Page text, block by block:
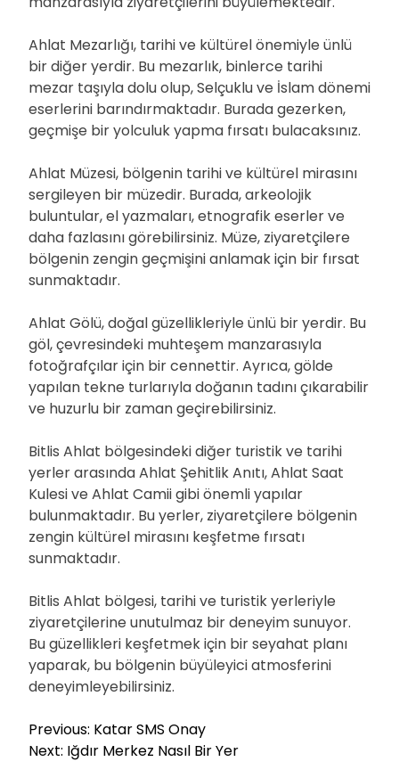
Ahlat Mezarlığı, tarihi ve kültürel önemiyle ünlü
bir diğer yerdir. Bu mezarlık, binlerce tarihi
mezar taşıyla dolu olup, Selçuklu ve İslam dönemi
eserlerini barındırmaktadır. Burada gezerken,
geçmişe bir yolculuk yapma fırsatı bulacaksınız.
Ahlat Müzesi, bölgenin tarihi ve kültürel mirasını
sergileyen bir müzedir. Burada, arkeolojik
buluntular, el yazmaları, etnografik eserler ve
daha fazlasını görebilirsiniz. Müze, ziyaretçilere
bölgenin zengin geçmişini anlamak için bir fırsat
sunmaktadır.
Ahlat Gölü, doğal güzellikleriyle ünlü bir yerdir. Bu
göl, çevresindeki muhteşem manzarasıyla
fotoğrafçılar için bir cennettir. Ayrıca, gölde
yapılan tekne turlarıyla doğanın tadını çıkarabilir
ve huzurlu bir zaman geçirebilirsiniz.
Bitlis Ahlat bölgesindeki diğer turistik ve tarihi
yerler arasında Ahlat Şehitlik Anıtı, Ahlat Saat
Kulesi ve Ahlat Camii gibi önemli yapılar
bulunmaktadır. Bu yerler, ziyaretçilere bölgenin
zengin kültürel mirasını keşfetme fırsatı
sunmaktadır.
Bitlis Ahlat bölgesi, tarihi ve turistik yerleriyle
ziyaretçilerine unutulmaz bir deneyim sunuyor.
Bu güzellikleri keşfetmek için bir seyahat planı
yaparak, bu bölgenin büyüleyici atmosferini
deneyimleyebilirsiniz.
Y
a
Previous: Katar SMS Onay
Next: Iğdır Merkez Nasıl Bir Yer